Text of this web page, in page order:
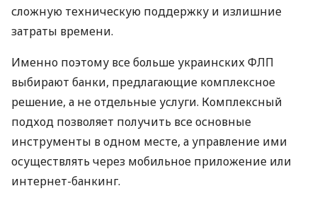
сложную техническую поддержку и излишние
затраты времени.
Именно поэтому все больше украинских ФЛП
выбирают банки, предлагающие комплексное
решение, а не отдельные услуги. Комплексный
подход позволяет получить все основные
инструменты в одном месте, а управление ими
осуществлять через мобильное приложение или
интернет-банкинг.